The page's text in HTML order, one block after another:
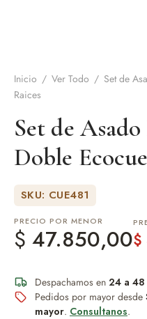
Inicio / Ver Todo / Set de
Raices
Set de
Doble
SKU: CUE481
PRECIO POR MENOR
$ 47.850,00$
Despachamos en 24 a 48
Pedidos por mayor desde
mayor. Consultanos.
y accesorios